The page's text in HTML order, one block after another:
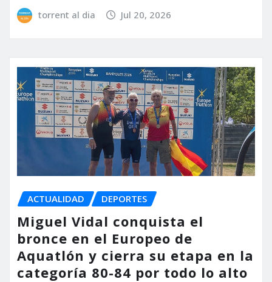
torrent al dia Jul 20, 2026
ACTUALIDAD DEPORTES
Miguel Vidal conquista el
bronce en el Europeo de
Aquatlón y cierra su etapa en la
categoría 80-84 por todo lo alto